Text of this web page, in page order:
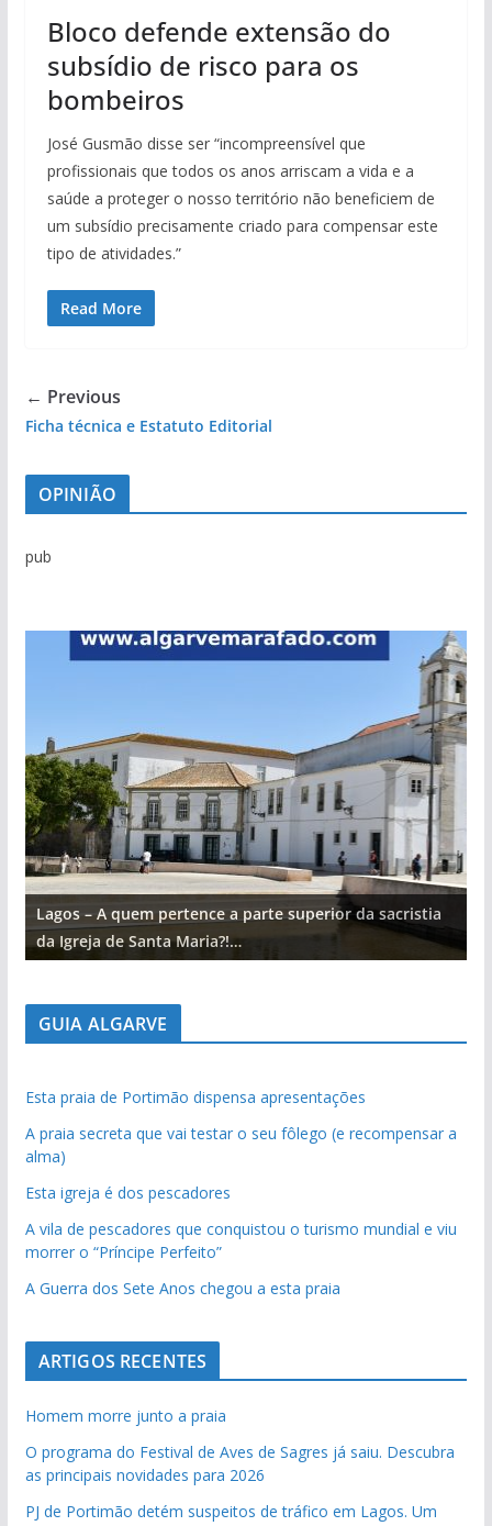
Bloco defende extensão do
subsídio de risco para os
bombeiros
José Gusmão disse ser “incompreensível que
profissionais que todos os anos arriscam a vida e a
saúde a proteger o nosso território não beneficiem de
um subsídio precisamente criado para compensar este
tipo de atividades.”
Read More
← Previous
Ficha técnica e Estatuto Editorial
OPINIÃO
pub
Lagos – A quem pertence a parte superior da sacristia
da Igreja de Santa Maria?!…
GUIA ALGARVE
Esta praia de Portimão dispensa apresentações
A praia secreta que vai testar o seu fôlego (e recompensar a
alma)
Esta igreja é dos pescadores
A vila de pescadores que conquistou o turismo mundial e viu
morrer o “Príncipe Perfeito”
A Guerra dos Sete Anos chegou a esta praia
ARTIGOS RECENTES
Homem morre junto a praia
O programa do Festival de Aves de Sagres já saiu. Descubra
as principais novidades para 2026
PJ de Portimão detém suspeitos de tráfico em Lagos. Um